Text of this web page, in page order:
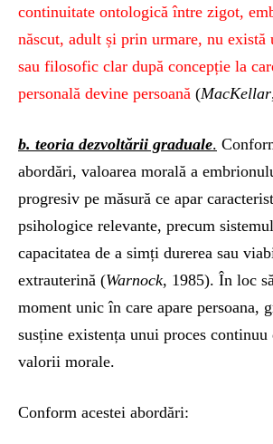
continuitate ontologică între zigot,
născut, adult și prin urmare, nu
sau filosofic clar după concepție la
personală devine persoană (MacKellar
b. teoria dezvoltării graduale.
abordări, valoarea morală a
progresiv pe măsură ce apar
psihologice relevante, precum
capacitatea de a simți durerea sau
extrauterină (Warnock, 1985). În loc
moment unic în care apare persoana,
susține existența unui proces continuu
valorii morale.
Conform acestei abordări: